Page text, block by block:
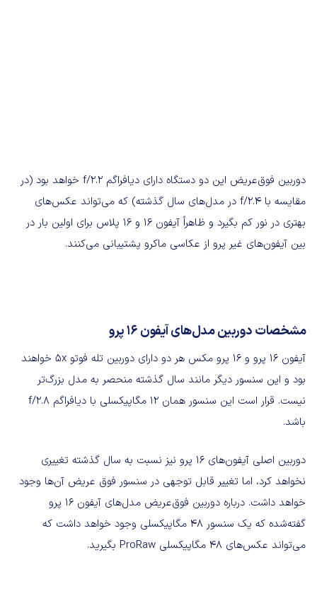
دوربین فوق‌عریض این دو دستگاه دارای دیافراگم f/2.2 خواهد بود (در
مقایسه با f/2.4 در مدل‌های سال گذشته) که می‌تواند عکس‌های
بهتری در نور کم بگیرد و ظاهراً آیفون 16 و 16 پلاس برای اولین بار در
بین آیفون‌های غیر پرو از عکاسی ماکرو پشتیبانی می‌کنند.
مشخصات دوربین مدل‌های آیفون 16 پرو
آیفون 16 پرو و 16 ​​پرو مکس هر دو دارای دوربین تله فوتو 5x خواهند
بود و این سنسور دیگر مانند سال گذشته منحصر به مدل بزرگ‌تر
نیست. قرار است این سنسور همان 12 مگاپیکسلی با دیافراگم f/2.8
باشد.
دوربین اصلی آیفون‌های 16 پرو نیز نسبت به سال گذشته تغییری
نخواهد کرد، اما تغییر قابل توجهی در سنسور فوق عریض آن‌ها وجود
خواهد داشت. درباره دوربین فوق‌عریض مدل‌های آیفون 16 پرو
گفته‌شده که یک سنسور 48 مگاپیکسلی وجود خواهد داشت که
می‌تواند عکس‌های 48 مگاپیکسلی ProRaw بگیرید.